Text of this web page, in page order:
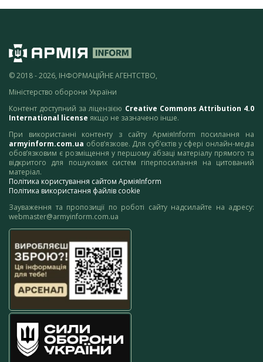
© 2018 - 2026, ІНФОРМАЦІЙНЕ АГЕНТСТВО,
Міністерство оборони України
Контент доступний за ліцензією Creative Commons Attribution 4.0
International license якщо не зазначено інше.
При використанні контенту з сайту АрміяInform посилання на
armyinform.com.ua обов’язкове. Для суб’єктів у сфері онлайн-медіа
обов’язковим є розміщення у першому абзаці матеріалу прямого та
відкритого для пошукових систем гіперпосилання на цитований
матеріал.
Політика користування сайтом АрміяInform
Політика використання файлів cookie
Зауваження та пропозиції по роботі сайту надсилайте на адресу:
webmaster@armyinform.com.ua